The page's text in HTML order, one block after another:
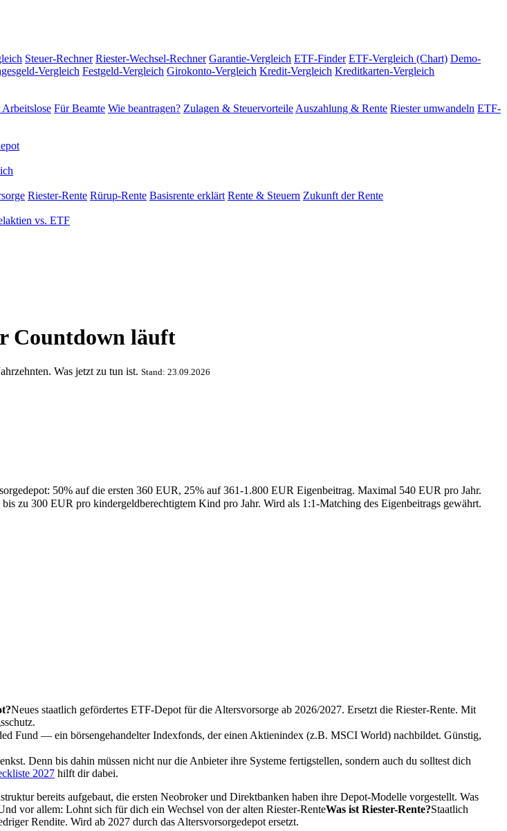
Steuer-Rechner Riester-Wechsel-Rechner Garantie-Vergleich ETF-Finder ETF-Vergleich (Chart) Demo-
Vergleich Festgeld-Vergleich Girokonto-Vergleich Kredit-Vergleich Kreditkarten-Vergleich
Arbeitslose Für Beamte Wie beantragen? Zulagen & Steuervorteile Auszahlung & Rente Riester umwandeln ETF-
Riester-Rente Rürup-Rente Basisrente erklärt Rente & Steuern Zukunft der Rente
vs. ETF
Countdown läuft
Was jetzt zu tun ist. Stand: 23.09.2026
50% auf die ersten 360 EUR, 25% auf 361-1.800 EUR Eigenbeitrag. Maximal 540 EUR pro Jahr.
zu 300 EUR pro kindergeldberechtigtem Kind pro Jahr. Wird als 1:1-Matching des Eigenbeitrags gewährt.
Neues staatlich gefördertes ETF-Depot für die Altersvorsorge ab 2026/2027. Ersetzt die Riester-Rente. Mit
Fund — ein börsengehandelter Indexfonds, der einen Aktienindex (z.B. MSCI World) nachbildet. Günstig,
Denn bis dahin müssen nicht nur die Anbieter ihre Systeme fertigstellen, sondern auch du solltest dich
2027 hilft dir dabei.
bereits aufgebaut, die ersten Neobroker und Direktbanken haben ihre Depot-Modelle vorgestellt. Was
vor allem: Lohnt sich für dich ein Wechsel von der alten Riester-RenteWas ist Riester-Rente?Staatlich
Rendite. Wird ab 2027 durch das Altersvorsorgedepot ersetzt.